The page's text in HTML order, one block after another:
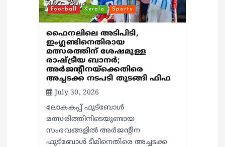
Football Kerala Sports
ഫൈനലിലെ അടിപിടി,
ഇംഗ്ലണ്ടിനെതിരായ
മത്സരത്തിന് ശേഷമുള്ള
രാഷ്ട്രീയ ബാനര്‍;
അര്‍ജന്റീനയ്‌ക്കെതിരെ
അച്ചടക്ക നടപടി തുടങ്ങി ഫിഫ
July 30, 2026
ലോകകപ്പ് ഫുട്‌ബോള്‍
മത്സരിത്തിനിടെയുണ്ടായ
സംഭവങ്ങളില്‍ അര്‍ജന്റീന
ഫുട്‌ബോള്‍ ടീമിനെതിരെ അച്ചടക്ക